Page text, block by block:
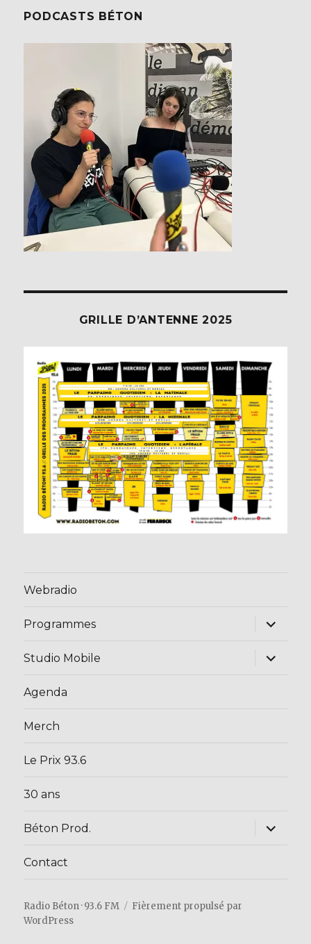
PODCASTS BÉTON
GRILLE D’ANTENNE 2025
Webradio
Programmes
ouvrir
menu
Studio Mobile
ouvrir
Agenda
Merch
Le Prix 93.6
30 ans
Béton Prod.
ouvrir
Contact
Radio Béton · 93.6 FM
Fièrement propulsé par
WordPress